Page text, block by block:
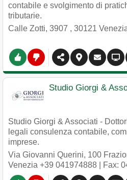
contabile e svolgimento di
tributarie.
Calle Zotti, 3907 , 30121
Studio Giorgi &
Studio Giorgi & Associati -
legali consulenza contabile,
imprese.
Via Giovanni Querini, 100
Venezia +39 041974888 | Fax: